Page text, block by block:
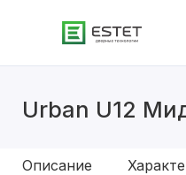
Urban U12
Описание